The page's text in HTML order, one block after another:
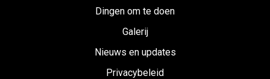
Dingen om te doen
Galerij
Nieuws en updates
Privacybeleid